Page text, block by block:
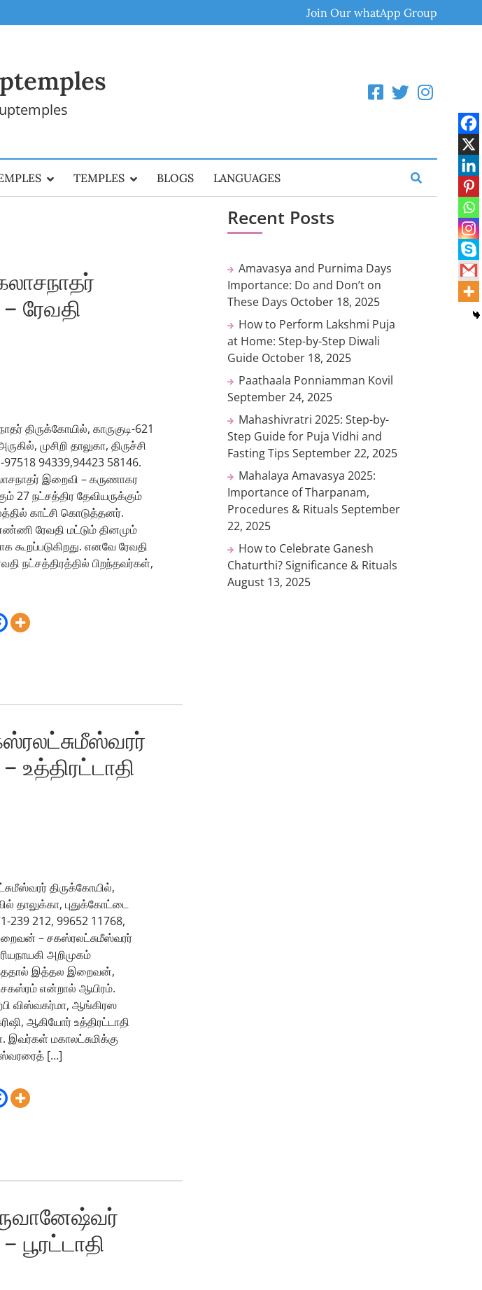
Join Our whatApp Group
TEMPLES BLOGS LANGUAGES
ரேவதி
திருக்கோயில், காருகுடி-621
முசிறி தாலுகா, திருச்சி
94339,94423 58146.
இறைவி – கருணாகர
27 நட்சத்திர தேவியருக்கும்
காட்சி கொடுத்தனர்.
ரேவதி மட்டும் தினமும்
கூறப்படுகிறது. எனவே ரேவதி
நட்சத்திரத்தில் பிறந்தவர்கள்,
உத்திரட்டாதி
திருக்கோயில்,
தாலுக்கா, புதுக்கோட்டை
239 212, 99652 11768,
– சகஸ்ரலட்சுமீஸ்வரர்
அறிமுகம்
இத்தல இறைவன்,
என்றால் ஆயிரம்.
விஸ்வகர்மா, ஆங்கிரஸ
ஆகியோர் உத்திரட்டாதி
இவர்கள் மகாலட்சுமிக்கு
[…]
பூரட்டாதி
Recent Posts
Amavasya and Purnima Days
Importance: Do and Don’t on
These Days October 18, 2025
How to Perform Lakshmi Puja
at Home: Step-by-Step Diwali
Guide October 18, 2025
Paathaala Ponniamman Kovil
September 24, 2025
Mahashivratri 2025: Step-by-
Step Guide for Puja Vidhi and
Fasting Tips September 22, 2025
Mahalaya Amavasya 2025:
Importance of Tharpanam,
Procedures & Rituals September
22, 2025
How to Celebrate Ganesh
Chaturthi? Significance & Rituals
August 13, 2025